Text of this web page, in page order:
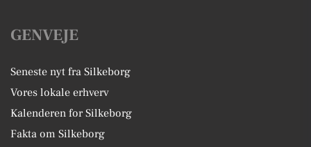
GENVEJE
Seneste nyt fra Silkeborg
Vores lokale erhverv
Kalenderen for Silkeborg
Fakta om Silkeborg